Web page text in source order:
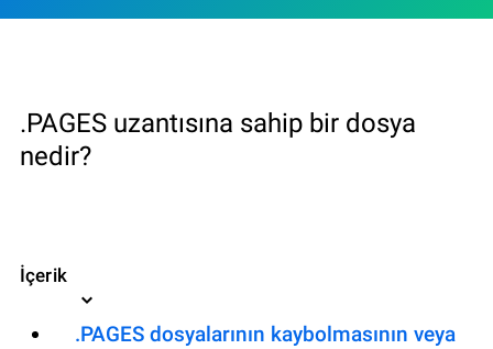
.PAGES uzantısına sahip bir dosya
nedir?
İçerik
.PAGES dosyalarının kaybolmasının veya